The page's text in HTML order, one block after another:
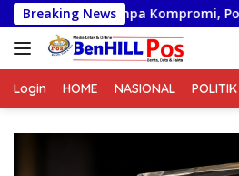
Langsung
ke
konten
Breaking News
Kompromi, Polsek Gunung
Login HOME NASIONAL POLITIK